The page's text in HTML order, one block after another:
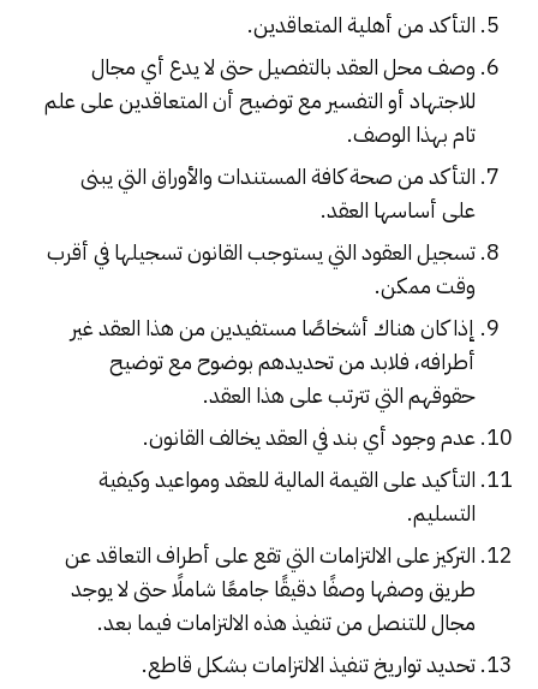
التأكد من أهلية المتعاقدين.
وصف محل العقد بالتفصيل حتى لا يدع أي مجال
للاجتهاد أو التفسير مع توضيح أن المتعاقدين على علم
تام بهذا الوصف.
التأكد من صحة كافة المستندات والأوراق التي يبنى
على أساسها العقد.
تسجيل العقود التي يستوجب القانون تسجيلها في أقرب
وقت ممكن.
إذا كان هناك أشخاصًا مستفيدين من هذا العقد غير
أطرافه، فلابد من تحديدهم بوضوح مع توضيح
حقوقهم التي تترتب على هذا العقد.
عدم وجود أي بند في العقد يخالف القانون.
التأكيد على القيمة المالية للعقد ومواعيد وكيفية
التسليم.
التركيز على الالتزامات التي تقع على أطراف التعاقد عن
طريق وصفها وصفًا دقيقًا جامعًا شاملًا حتى لا يوجد
مجال للتنصل من تنفيذ هذه الالتزامات فيما بعد.
تحديد تواريخ تنفيذ الالتزامات بشكل قاطع.